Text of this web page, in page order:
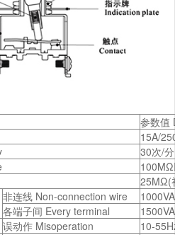
参数值
15A/
30次/
100MΩ
25MΩ(
非连线 Non-connection wire
各端子间 Every terminal
误动作 Misoperation
10-